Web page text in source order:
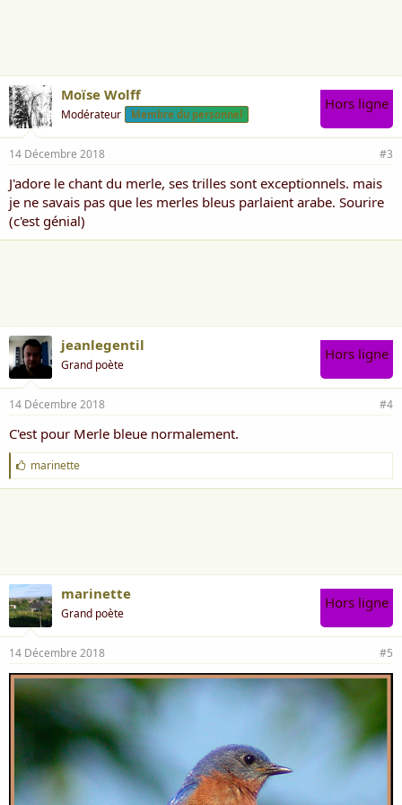
Moïse Wolff
Modérateur Membre du personnel
Hors ligne
14 Décembre 2018 #3
J'adore le chant du merle, ses trilles sont exceptionnels. mais
je ne savais pas que les merles bleus parlaient arabe. Sourire
(c'est génial)
jeanlegentil
Grand poète
Hors ligne
14 Décembre 2018 #4
C'est pour Merle bleue normalement.
J
'
a
marinette
marinette
Grand poète
Hors ligne
14 Décembre 2018 #5